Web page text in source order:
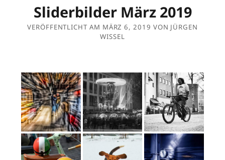
Sliderbilder März 2019
VERÖFFENTLICHT AM MÄRZ 6, 2019 VON JÜRGEN
WISSEL